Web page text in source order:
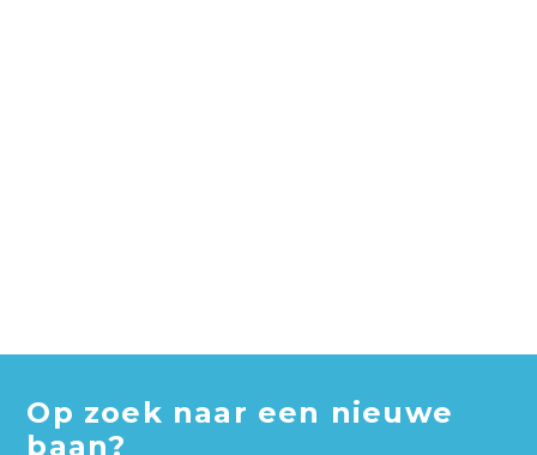
Op zoek naar een nieuwe
baan?